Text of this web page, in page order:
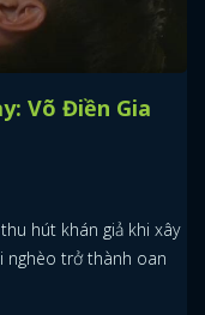
Võ Điền Gia
hút khán giả khi xây
nghèo trở thành oan